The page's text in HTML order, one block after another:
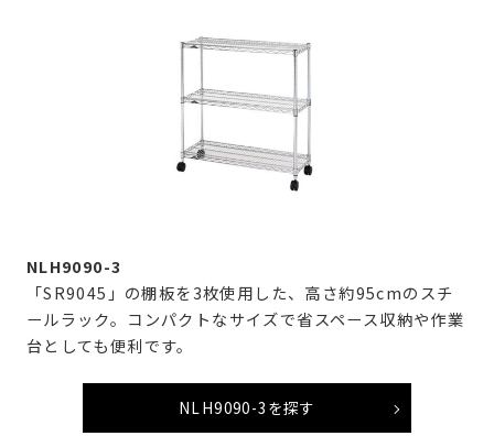
NLH9090-3
「SR9045」の棚板を3枚使用した、高さ約95cmのスチ
ールラック。コンパクトなサイズで省スペース収納や作業
台としても便利です。
NLH9090-3を探す